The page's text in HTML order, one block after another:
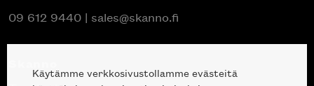
09 612 9440 | sales@skanno.fi
Käytämme verkkosivustollamme evästeitä